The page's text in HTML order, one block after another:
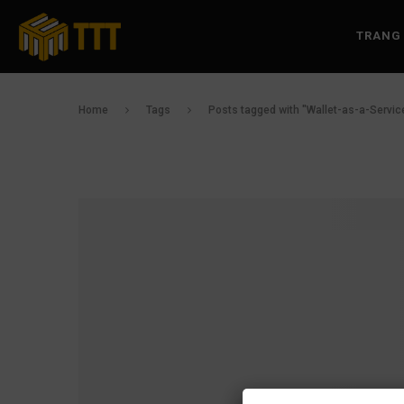
TRANG
Home Tags Posts tagged with "Wallet-as-a-